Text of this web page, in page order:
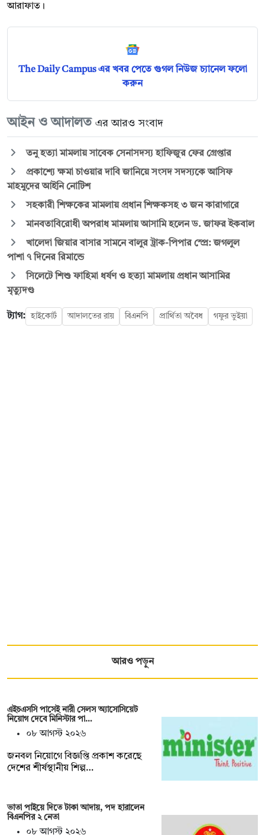
আরাফাত।
The Daily Campus এর খবর পেতে গুগল নিউজ চ্যানেল ফলো
করুন
আইন ও আদালত এর আরও সংবাদ
তনু হত্যা মামলায় সাবেক সেনাসদস্য হাফিজুর ফের গ্রেপ্তার
প্রকাশ্যে ক্ষমা চাওয়ার দাবি জানিয়ে সংসদ সদস্যকে আসিফ
মাহমুদের আইনি নোটিশ
সহকারী শিক্ষকের মামলায় প্রধান শিক্ষকসহ ৩ জন কারাগারে
মানবতাবিরোধী অপরাধ মামলায় আসামি হলেন ড. জাফর ইকবাল
খালেদা জিয়ার বাসার সামনে বালুর ট্রাক-পিপার স্প্রে: জগলুল
পাশা ৭ দিনের রিমান্ডে
সিলেটে শিশু ফাহিমা ধর্ষণ ও হত্যা মামলায় প্রধান আসামির
মৃত্যুদণ্ড
ট্যাগ: হাইকোর্ট আদালতের রায় বিএনপি প্রার্থিতা অবৈধ গফুর ভুইয়া
আরও পড়ুন
এইচএসসি পাসেই নারী সেলস অ্যাসোসিয়েট
নিয়োগ দেবে মিনিস্টার পা…
০৮ আগস্ট ২০২৬
জনবল নিয়োগে বিজ্ঞপ্তি প্রকাশ করেছে
দেশের শীর্ষস্থানীয় শিল্প…
ভাতা পাইয়ে দিতে টাকা আদায়, পদ হারালেন
বিএনপির ২ নেতা
০৮ আগস্ট ২০২৬